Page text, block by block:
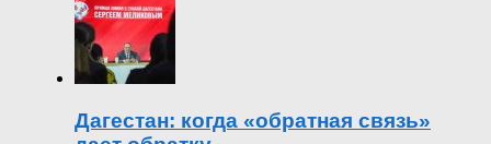
Дагестан: когда «обратная связь»